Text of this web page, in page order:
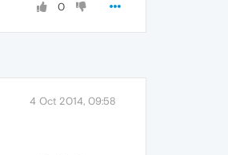
0
4 Oct 2014, 09:58